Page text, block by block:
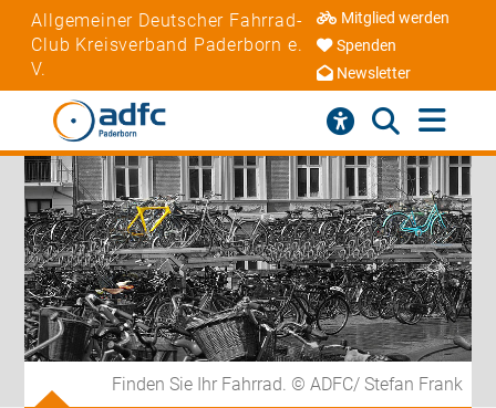
Allgemeiner Deutscher Fahrrad-
Club Kreisverband Paderborn e.
V.
Mitglied werden
Spenden
Newsletter
Finden Sie Ihr Fahrrad. © ADFC/ Stefan Frank